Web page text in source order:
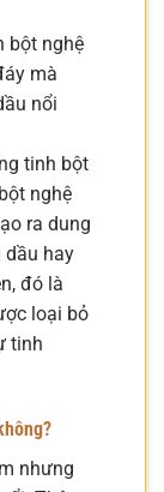
bột nghệ
mà
nổi
tinh bột
nghệ
ra dung
dầu hay
đó là
loại bỏ
tinh
nhưng